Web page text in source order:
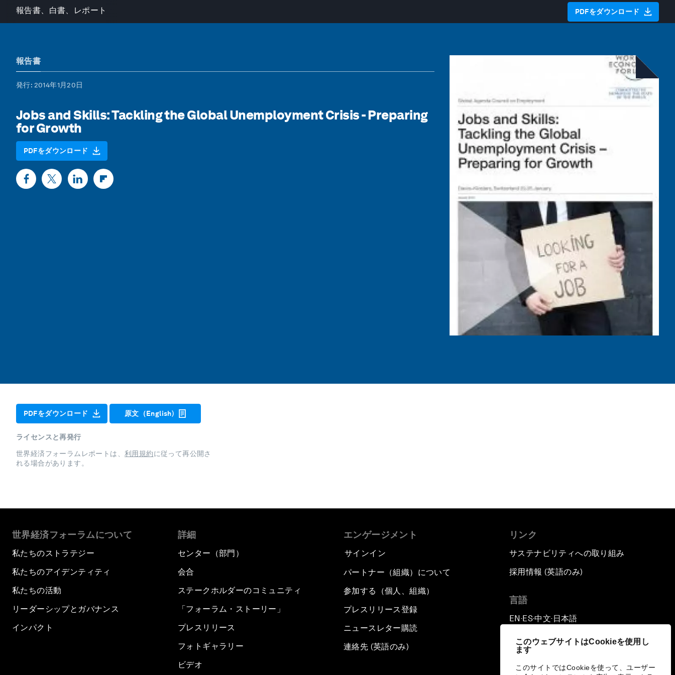
このウェブサイトはCookieを使用し
ます
このサイトではCookieを使って、ユーザー
報告書、白書、レポート PDFをダウンロード
報告書
発行: 2014年1月20日
Jobs and Skills: Tackling the Global Unemployment Crisis - Preparing
for Growth
PDFをダウンロード
PDFをダウンロード 原文（English)
ライセンスと再発行
世界経済フォーラムレポートは、 利用規約に従って再公開さ
れる場合があります。
世界経済フォーラムについて
私たちのストラテジー
私たちのアイデンティティ
私たちの活動
リーダーシップとガバナンス
インパクト
詳細
センター（部門）
会合
ステークホルダーのコミュニティ
「フォーラム・ストーリー」
プレスリリース
フォトギャラリー
ビデオ
エンゲージメント
サインイン
パートナー（組織）について
参加する（個人、組織）
プレスリリース登録
ニュースレター購読
連絡先 (英語のみ)
リンク
サステナビリティへの取り組み
採用情報 (英語のみ)
言語
EN ▪ES▪中文▪ 日本語